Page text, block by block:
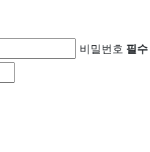
비밀번호 필수